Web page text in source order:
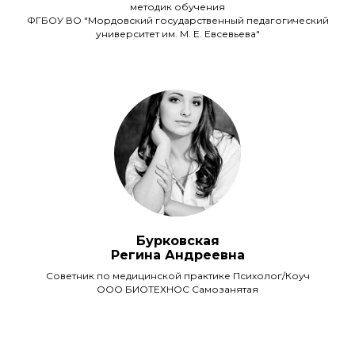
методик обучения
ФГБОУ ВО "Мордовский государственный педагогический
университет им. М. Е. Евсевьева"
Бурковская
Регина Андреевна
Советник по медицинской практике Психолог/Коуч
ООО БИОТЕХНОС Самозанятая